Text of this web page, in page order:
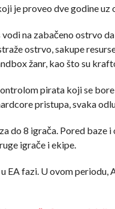
je proveo dve godine uz
vodi na zabačeno ostrvo
ostrvo, sakupe
žanr, kao što su
pirata koji se
pristupa, svaka
do 8 igrača. Pored baze
igrače i ekipe.
EA fazi. U ovom